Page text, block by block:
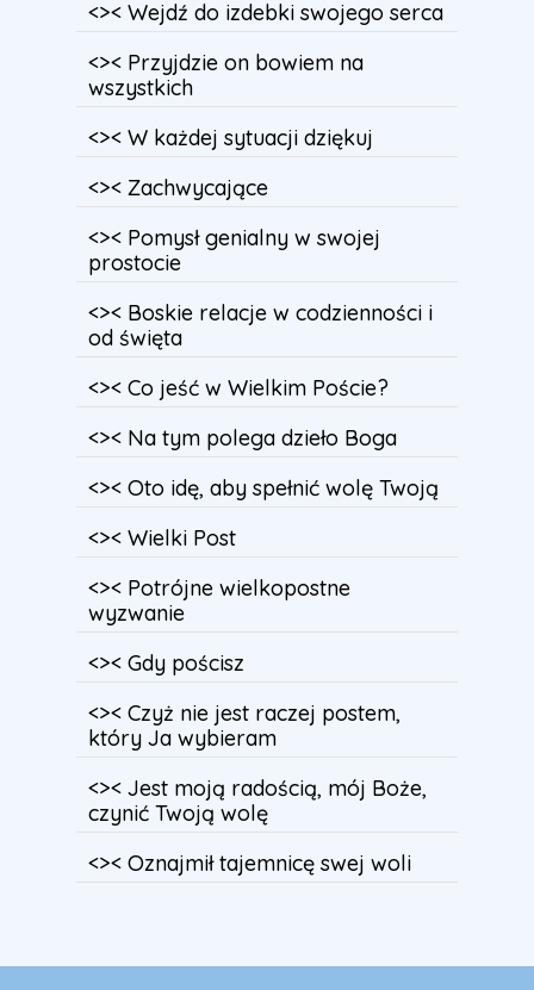
<>< Wejdź do izdebki swojego serca
<>< Przyjdzie on bowiem na
wszystkich
<>< W każdej sytuacji dziękuj
<>< Zachwycające
<>< Pomysł genialny w swojej
prostocie
<>< Boskie relacje w codzienności i
od święta
<>< Co jeść w Wielkim Poście?
<>< Na tym polega dzieło Boga
<>< Oto idę, aby spełnić wolę Twoją
<>< Wielki Post
<>< Potrójne wielkopostne
wyzwanie
<>< Gdy pościsz
<>< Czyż nie jest raczej postem,
który Ja wybieram
<>< Jest moją radością, mój Boże,
czynić Twoją wolę
<>< Oznajmił tajemnicę swej woli